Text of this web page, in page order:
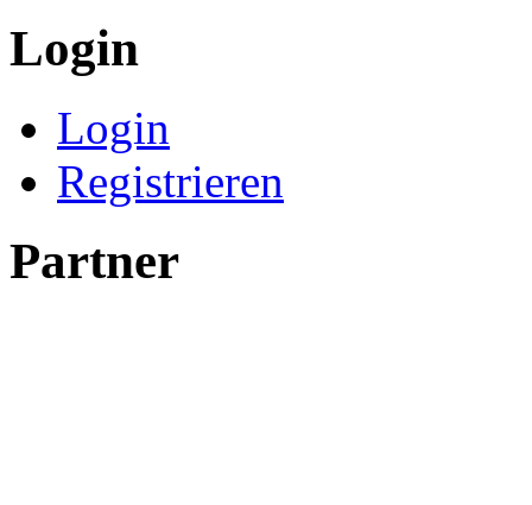
Login
Login
Registrieren
Partner